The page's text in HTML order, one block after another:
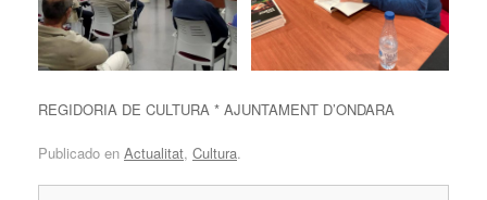
REGIDORIA DE CULTURA * AJUNTAMENT D’ONDARA
Publicado en Actualitat, Cultura.